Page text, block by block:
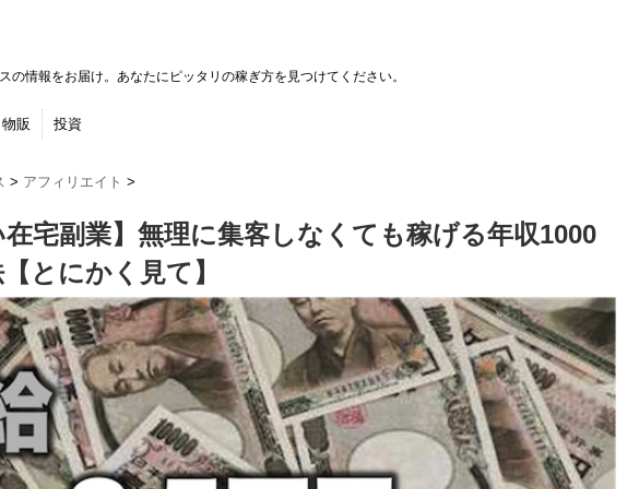
の情報をお届け。あなたにピッタリの稼ぎ方を見つけてください。
物販 投資
> アフィリエイト >
在宅副業】無理に集客しなくても稼げる年収1000
とにかく見て】